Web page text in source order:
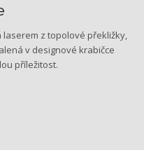
z topolové překližky,
v designové krabičce
příležitost.